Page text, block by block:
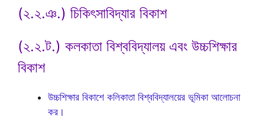
(২.২.ঞ.) চিকিৎসাবিদ্যার বিকাশ
(২.২.ট.) কলকাতা বিশ্ববিদ্যালয় এবং উচ্চশিক্ষার
বিকাশ
উচ্চশিক্ষার বিকাশে কলিকাতা বিশ্ববিদ্যালয়ের ভূমিকা আলোচনা
কর।